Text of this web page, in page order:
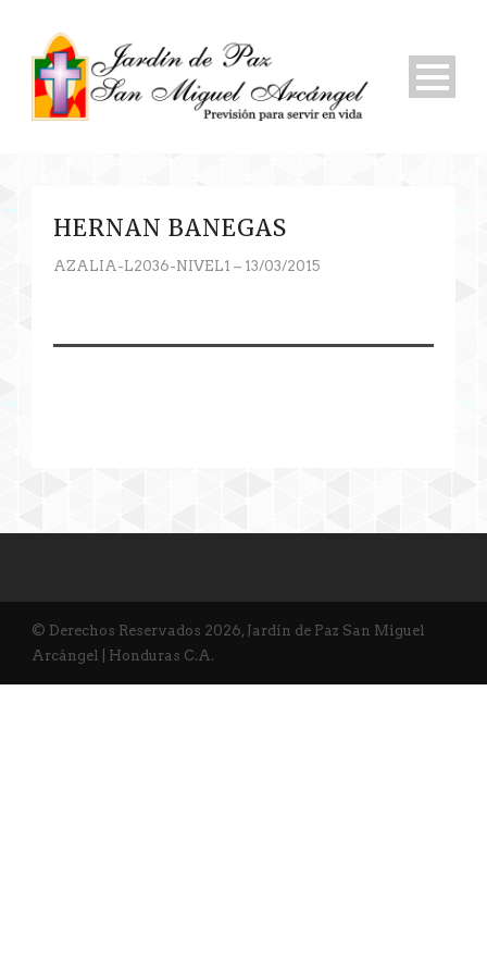
HERNAN BANEGAS
AZALIA-L2036-NIVEL1 – 13/03/2015
© Derechos Reservados 2026, Jardín de Paz San Miguel
Arcángel | Honduras C.A.